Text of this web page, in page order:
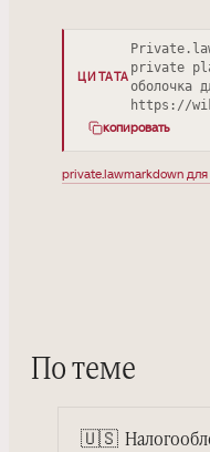
ЦИТАТА
private
оболочка
https://
копировать
private.lawmarkdown для
По теме
🇺🇸